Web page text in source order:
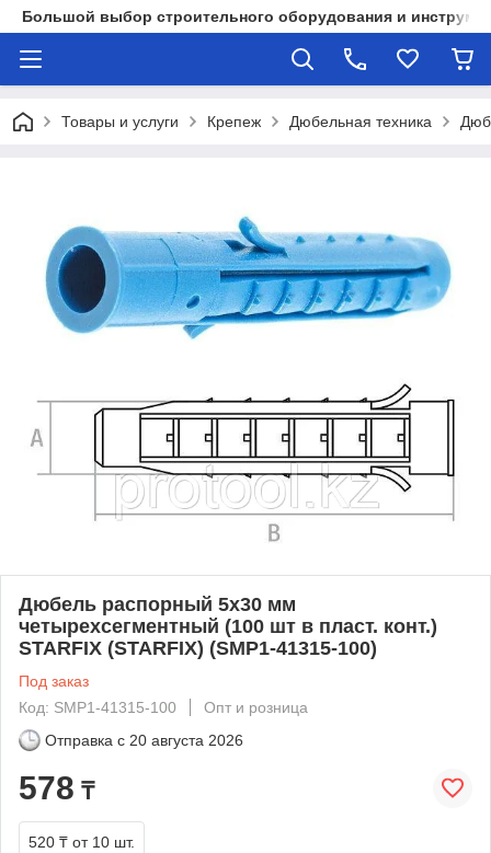
Большой выбор строительного оборудования и
Товары и услуги Крепеж Дюбельная техника
Дюбель распорный 5х30 мм
четырехсегментный (100 шт в пласт. конт.)
STARFIX (STARFIX) (SMP1-41315-100)
Под заказ
Код: SMP1-41315-100
Опт и розница
Отправка с 20 августа 2026
578 ₸
520 ₸ от 10 шт.